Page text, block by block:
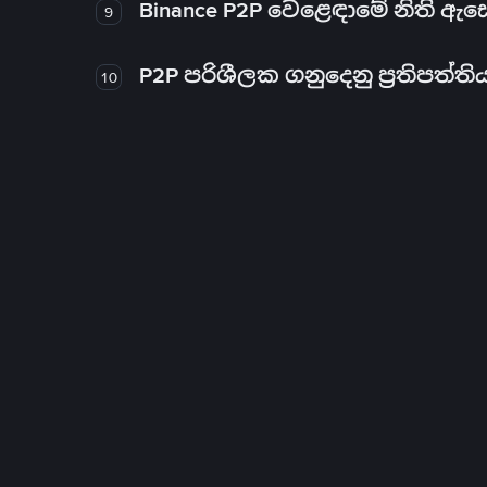
9 Binance P2P වෙළෙඳාමේ නිති
10 P2P පරිශීලක ගනුදෙනු